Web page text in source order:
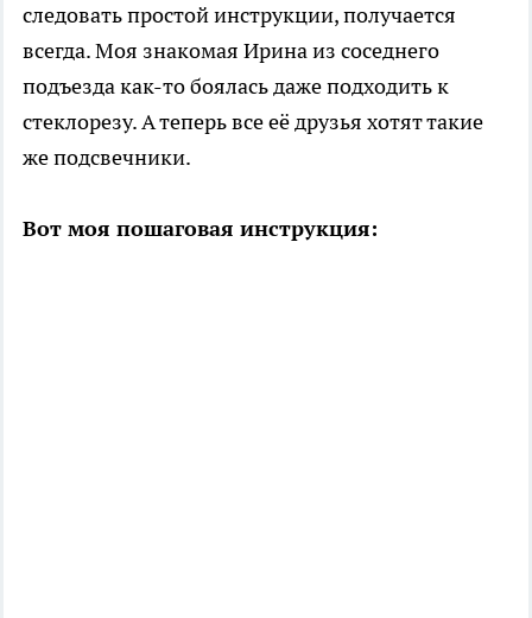
следовать простой инструкции, получается
всегда. Моя знакомая Ирина из соседнего
подъезда как-то боялась даже подходить к
стеклорезу. А теперь все её друзья хотят такие
же подсвечники.
Вот моя пошаговая инструкция: